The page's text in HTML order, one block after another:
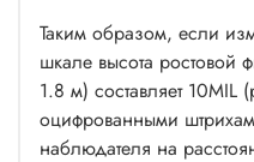
Таким образом, если
шкале высота ростовой
1.8 м) составляет 10MIL
оцифрованными
наблюдателя на